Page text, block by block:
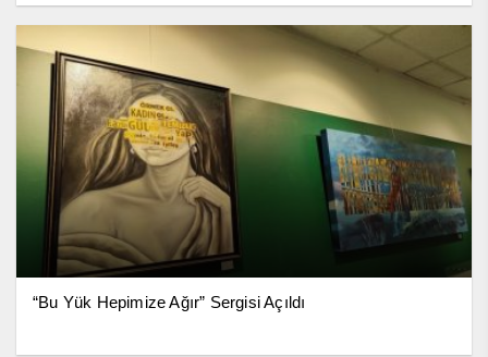
“Bu Yük Hepimize Ağır” Sergisi Açıldı